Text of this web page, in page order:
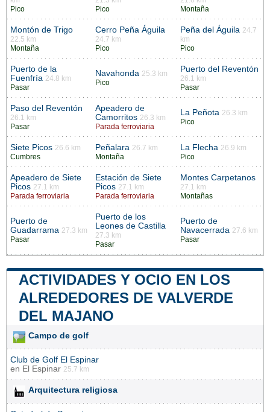
Pico
Pico
Montaña
Montón de Trigo
22.5 km
Montaña
Cerro Peña Águila
24.7 km
Pico
Peña del Águila 24.7
km
Pico
Puerto de la
Fuenfría 24.8 km
Pasar
Navahonda 25.3 km
Pico
Puerto del Reventón
26.1 km
Pasar
Paso del Reventón
26.1 km
Pasar
Apeadero de
Camorritos 26.3 km
Parada ferroviaria
La Peñota 26.3 km
Pico
Siete Picos 26.6 km
Cumbres
Peñalara 26.7 km
Montaña
La Flecha 26.9 km
Pico
Apeadero de Siete
Picos 27.1 km
Parada ferroviaria
Estación de Siete
Picos 27.1 km
Parada ferroviaria
Montes Carpetanos
27.1 km
Montañas
Puerto de
Guadarrama 27.3 km
Pasar
Puerto de los
Leones de Castilla
27.3 km
Pasar
Puerto de
Navacerrada 27.6 km
Pasar
ACTIVIDADES Y OCIO EN LOS
ALREDEDORES DE VALVERDE
DEL MAJANO
Campo de golf
Club de Golf El Espinar
en El Espinar 25.7 km
Arquitectura religiosa